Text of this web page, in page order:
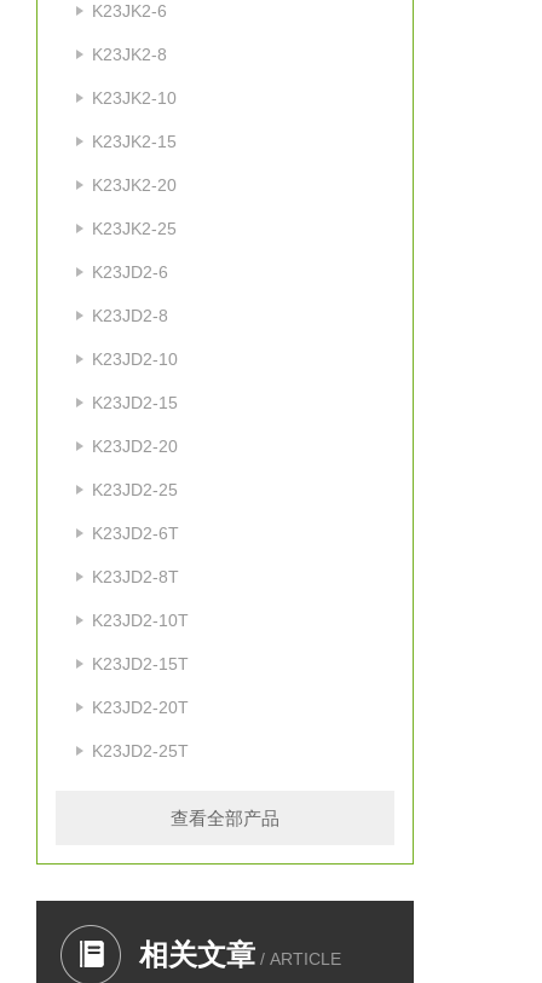
K23JK2-6
K23JK2-8
K23JK2-10
K23JK2-15
K23JK2-20
K23JK2-25
K23JD2-6
K23JD2-8
K23JD2-10
K23JD2-15
K23JD2-20
K23JD2-25
K23JD2-6T
K23JD2-8T
K23JD2-10T
K23JD2-15T
K23JD2-20T
K23JD2-25T
查看全部产品
相关文章 / ARTICLE